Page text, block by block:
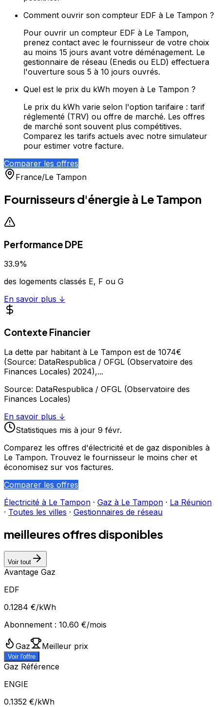
Comment ouvrir son compteur EDF à Le Tampon ?
Pour ouvrir un compteur EDF à Le Tampon,
prenez contact avec le fournisseur de votre choix
au moins 15 jours avant votre déménagement. Le
gestionnaire de réseau (Enedis ou ELD) effectuera
l'ouverture sous 5 à 10 jours ouvrés.
Quel est le prix du kWh moyen à Le Tampon ?
Le prix du kWh varie selon l'option tarifaire : tarif
réglementé (TRV) ou offre de marché. Les offres
de marché sont souvent plus compétitives.
Comparez les tarifs actuels avec notre simulateur
pour estimer votre facture.
Comparer les offres
France/Le Tampon
Fournisseurs d'énergie à Le Tampon
Performance DPE
33.9%
des logements classés E, F ou G
En savoir plus ↓
Contexte Financier
La dette par habitant à Le Tampon est de 1074€
(Source: DataRespublica / OFGL (Observatoire des
Finances Locales) 2024),...
Source: DataRespublica / OFGL (Observatoire des
Finances Locales)
En savoir plus ↓
Statistiques mis à jour 9 févr.
Comparez les offres d'électricité et de gaz disponibles à
Le Tampon. Trouvez le fournisseur le moins cher et
économisez sur vos factures.
Comparer les offres
Électricité à Le Tampon · Gaz à Le Tampon · La Réunion
· Toutes les villes · Gestionnaires de réseau
meilleures offres disponibles
Voir tout
Avantage Gaz
EDF
0.1284 €/kWh
Abonnement : 10.60 €/mois
Gaz Meilleur prix
Voir l'offre
Gaz Référence
ENGIE
0.1352 €/kWh